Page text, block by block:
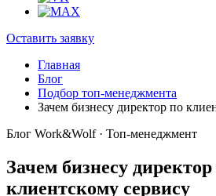
Оставить заявку
Главная
Блог
Подбор топ-менеджмента
Зачем бизнесу директор по
Блог Work&Wolf · Топ-менеджмент
Зачем бизнесу директор
клиентскому сервису